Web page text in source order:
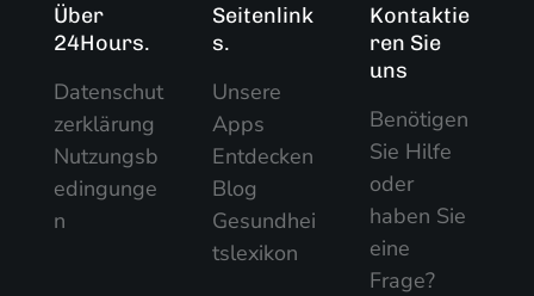
Über
24Hours.
Datenschut
zerklärung
Nutzungsb
edingunge
n
Seitenlink
s.
Unsere
Apps
Entdecken
Blog
Gesundhei
tslexikon
Kontaktie
ren Sie
uns
Benötigen
Sie Hilfe
oder
haben Sie
eine
Frage?